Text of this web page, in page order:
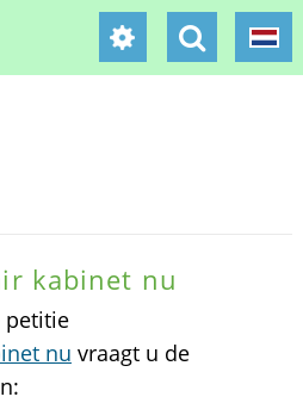
kabinet nu
petitie
nu vraagt u de